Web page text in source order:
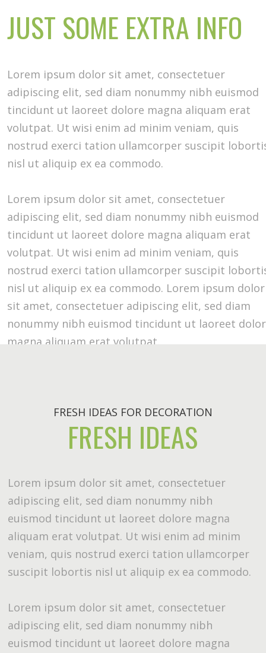
JUST SOME EXTRA INFO
Lorem ipsum dolor sit amet, consectetuer
adipiscing elit, sed diam nonummy nibh euismod
tincidunt ut laoreet dolore magna aliquam erat
volutpat. Ut wisi enim ad minim veniam, quis
nostrud exerci tation ullamcorper suscipit
nisl ut aliquip ex ea commodo.
Lorem ipsum dolor sit amet, consectetuer
adipiscing elit, sed diam nonummy nibh euismod
tincidunt ut laoreet dolore magna aliquam erat
volutpat. Ut wisi enim ad minim veniam, quis
nostrud exerci tation ullamcorper suscipit
nisl ut aliquip ex ea commodo. Lorem ipsum dolor
sit amet, consectetuer adipiscing elit, sed diam
nonummy nibh euismod tincidunt ut laoreet
magna aliquam erat volutpat.
FRESH IDEAS FOR DECORATION
FRESH IDEAS
Lorem ipsum dolor sit amet, consectetuer
adipiscing elit, sed diam nonummy nibh
euismod tincidunt ut laoreet dolore magna
aliquam erat volutpat. Ut wisi enim ad minim
veniam, quis nostrud exerci tation ullamcorper
suscipit lobortis nisl ut aliquip ex ea commodo.
Lorem ipsum dolor sit amet, consectetuer
adipiscing elit, sed diam nonummy nibh
euismod tincidunt ut laoreet dolore magna